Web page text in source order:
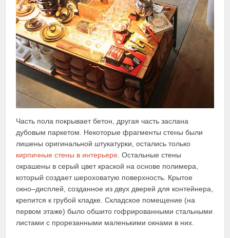
Часть пола покрывает бетон, другая часть заслана
дубовым паркетом. Некоторые фрагменты стены были
лишены оригинальной штукатурки, остались только
кирпичные стены в интерьере. Остальные стены
окрашены в серый цвет краской на основе полимера,
который создает шероховатую поверхность. Крытое
окно–дисплей, созданное из двух дверей для контейнера,
крепится к грубой кладке. Складское помещение (на
первом этаже) было обшито гофрированными стальными
листами с прорезанными маленькими окнами в них.